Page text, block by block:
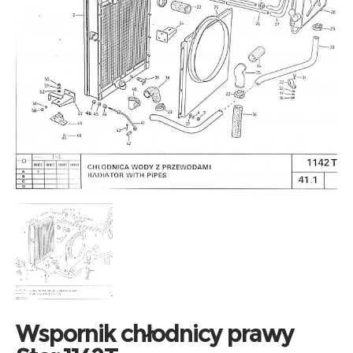
Wspornik chłodnicy prawy